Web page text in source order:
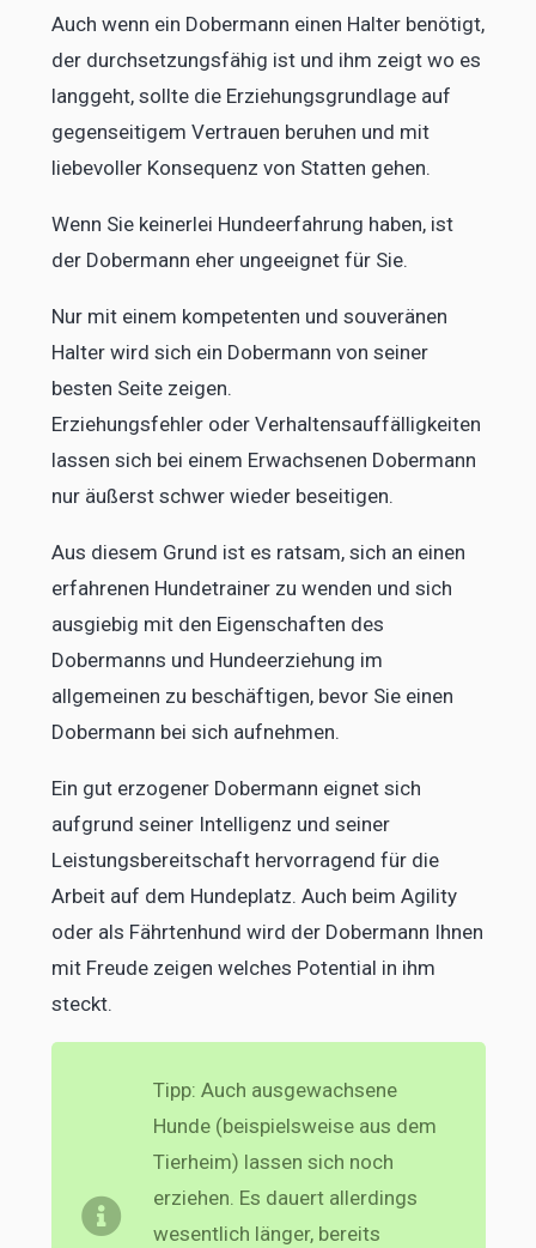
Auch wenn ein Dobermann einen Halter benötigt,
der durchsetzungsfähig ist und ihm zeigt wo es
langgeht, sollte die Erziehungsgrundlage auf
gegenseitigem Vertrauen beruhen und mit
liebevoller Konsequenz von Statten gehen.
Wenn Sie keinerlei Hundeerfahrung haben, ist
der Dobermann eher ungeeignet für Sie.
Nur mit einem kompetenten und souveränen
Halter wird sich ein Dobermann von seiner
besten Seite zeigen.
Erziehungsfehler oder Verhaltensauffälligkeiten
lassen sich bei einem Erwachsenen Dobermann
nur äußerst schwer wieder beseitigen.
Aus diesem Grund ist es ratsam, sich an einen
erfahrenen Hundetrainer zu wenden und sich
ausgiebig mit den Eigenschaften des
Dobermanns und Hundeerziehung im
allgemeinen zu beschäftigen, bevor Sie einen
Dobermann bei sich aufnehmen.
Ein gut erzogener Dobermann eignet sich
aufgrund seiner Intelligenz und seiner
Leistungsbereitschaft hervorragend für die
Arbeit auf dem Hundeplatz. Auch beim Agility
oder als Fährtenhund wird der Dobermann Ihnen
mit Freude zeigen welches Potential in ihm
steckt.
Tipp: Auch ausgewachsene
Hunde (beispielsweise aus dem
Tierheim) lassen sich noch
erziehen. Es dauert allerdings
wesentlich länger, bereits